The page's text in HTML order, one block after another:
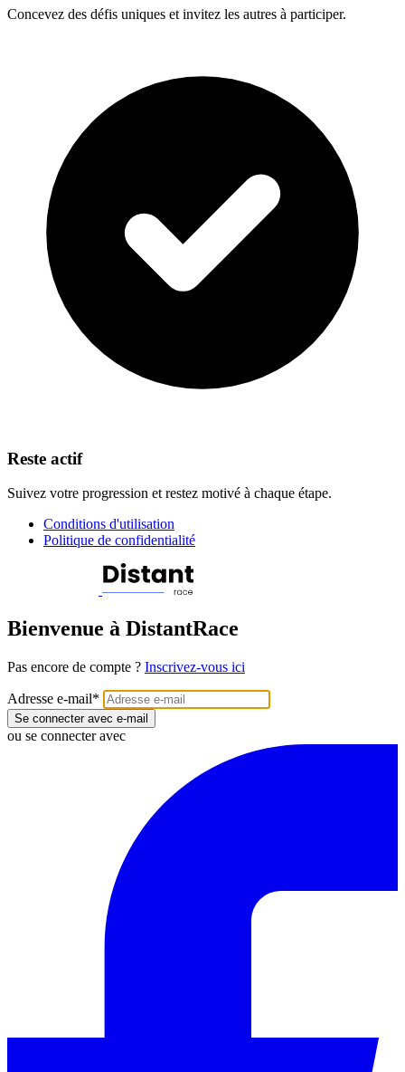
Concevez des défis uniques et invitez les autres à participer.
Reste actif
Suivez votre progression et restez motivé à chaque étape.
Conditions d'utilisation
Politique de confidentialité
Bienvenue à DistantRace
Pas encore de compte ? Inscrivez-vous ici
Adresse e-mail*
Se connecter avec e-mail
ou se connecter avec